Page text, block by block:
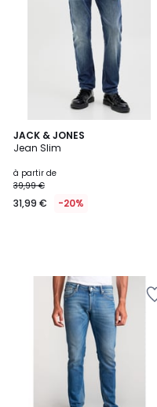
JACK & JONES
Jean Slim
à partir de
39,99 €
31,99 € -20%